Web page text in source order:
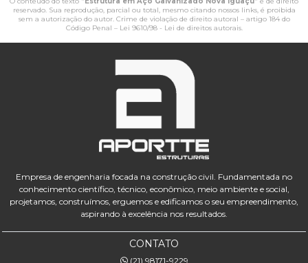
reservado. Sua reprodução, parcial ou total, mesmo citando nossos links, é proibida
sem a autorização do autor. Crime de violação de direito autoral – artigo 184 do
Código Penal – Lei 9610/98 - Lei de direitos autorais.
Empresa de engenharia focada na construção civil. Fundamentada no
conhecimento científico, técnico, econômico, meio ambiente e social,
projetamos, construímos, erguemos e edificamos o seu empreendimento,
aspirando à excelência nos resultados.
CONTATO
(21) 98171-9229